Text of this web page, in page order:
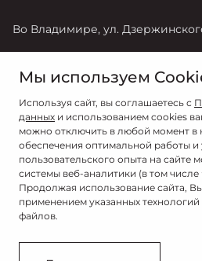
Во Владимире, ул.
+7 (4922) 22-10-68
© 2026
© ИНАВТОСЕРВИС
Мы используем
Используя сайт, вы соглашаетесь с
данных и использованием cookies
можно отключить в любой момент в
обеспечения оптимальной работы
пользовательского опыта на сайте
системы веб-аналитики (в том
Продолжая использование сайта,
применением указанных
файлов.